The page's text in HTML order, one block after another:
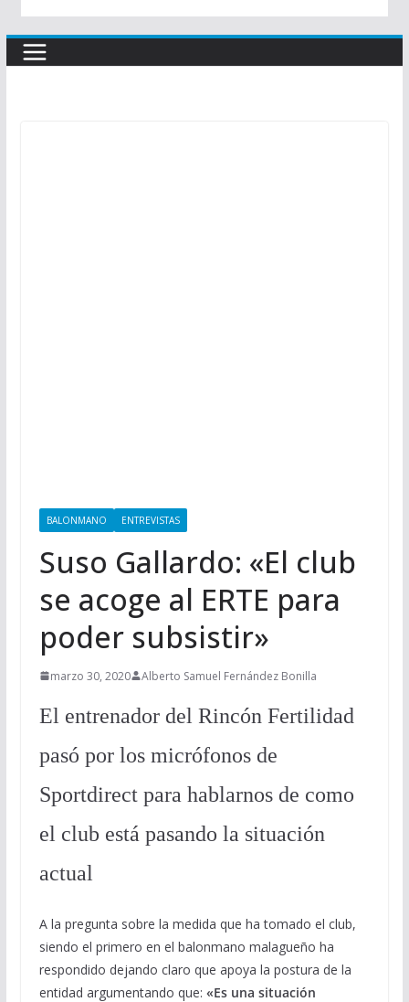
BALONMANO ENTREVISTAS
Suso Gallardo: «El club
se acoge al ERTE para
poder subsistir»
marzo 30, 2020 Alberto Samuel Fernández Bonilla
El entrenador del Rincón Fertilidad
pasó por los micrófonos de
Sportdirect para hablarnos de como
el club está pasando la situación
actual
A la pregunta sobre la medida que ha tomado el club,
siendo el primero en el balonmano malagueño ha
respondido dejando claro que apoya la postura de la
entidad argumentando que: «Es una situación